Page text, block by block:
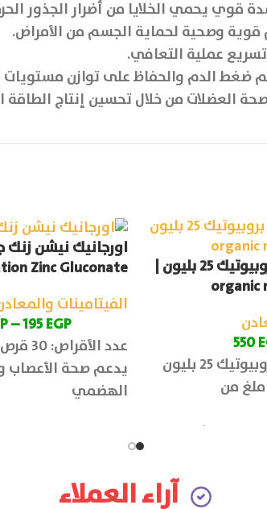
وصحية لحماية الجسم من الأمراض.
عملية التعافي.
العضلات من خلال تحسين إنتاج الطاقة
اورجانيك نيشن بروبيوتيك 25 بليون |
organic
550
25 بليون
يحتوي علي 500 ملغ من
اورجانيك نيشن زنك
Zinc Gluconate
الفيتامينات
195EGP
–
عدد الأقراص: 30 قرص
يدعم صحة الأعصاب
الهضمي
آراء العملاء